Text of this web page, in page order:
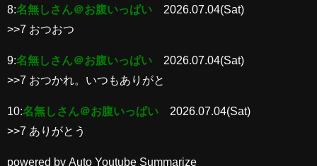
8:名無しさん＠お腹いっぱい
2026.07.04(Sat)
>>7 おつおつ
9:名無しさん＠お腹いっぱい
2026.07.04(Sat)
>>7 おつかれ。いつもありがと
10:名無しさん＠お腹いっぱい
2026.07.04(Sat)
>>7 ありがとう
powered by Auto Youtube Summarize